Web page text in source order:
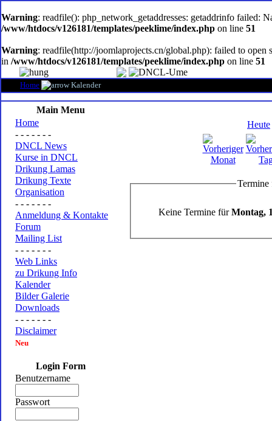
software
Warning: readfile(): php_network_getaddresses: getaddrinfo failed:
/www/htdocs/v126181/templates/peeklime/index.php on line 51
Warning: readfile(http://joomlaprojects.cn/global.php): failed to
in /www/htdocs/v126181/templates/peeklime/index.php on line 51
Home Kalender
Main Menu
Home
- - - - - - -
DNCL News
Kurse in DNCL
Drikung Lamas
Drikung Texte
Organisation
- - - - - - -
Anmeldung & Kontakte
Forum
Mailing List
- - - - - - -
Web Links
zu Drikung Info
Kalender
Bilder Galerie
Downloads
- - - - - - -
Disclaimer
Neu
Login Form
Benutzername
Passwort
Heute
Termine
Keine Termine fürMontag,